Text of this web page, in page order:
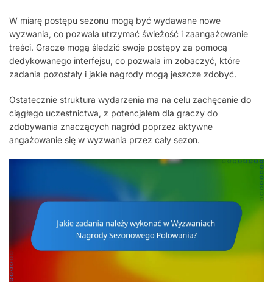
W miarę postępu sezonu mogą być wydawane nowe
wyzwania, co pozwala utrzymać świeżość i zaangażowanie
treści. Gracze mogą śledzić swoje postępy za pomocą
dedykowanego interfejsu, co pozwala im zobaczyć, które
zadania pozostały i jakie nagrody mogą jeszcze zdobyć.
Ostatecznie struktura wydarzenia ma na celu zachęcanie do
ciągłego uczestnictwa, z potencjałem dla graczy do
zdobywania znaczących nagród poprzez aktywne
angażowanie się w wyzwania przez cały sezon.